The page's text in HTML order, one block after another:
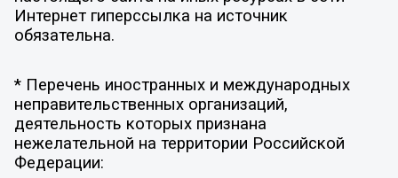
Интернет гиперссылка на источник
обязательна.
* Перечень иностранных и международных
неправительственных организаций,
деятельность которых признана
нежелательной на территории Российской
Федерации: